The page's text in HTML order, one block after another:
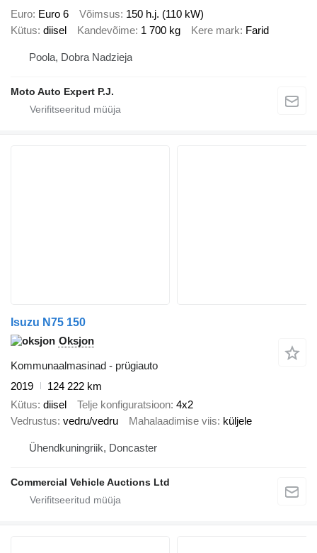
Euro Euro 6 Võimsus 150 h.j. (110 kW)
Kütus diisel Kandevõime 1 700 kg Kere mark Farid
Poola, Dobra Nadzieja
Moto Auto Expert P.J.
Isuzu N75 150
Oksjon
Kommunaalmasinad - prügiauto
2019
124 222 km
Kütus diisel Telje konfiguratsioon 4x2
Vedrustus vedru/vedru Mahalaadimise viis küljele
Ühendkuningriik, Doncaster
Commercial Vehicle Auctions Ltd